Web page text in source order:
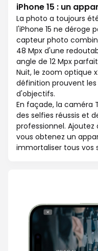
iPhone 15 : un
La photo a toujours
l'iPhone 15 ne déroge
capteur photo
48 Mpx d'une
angle de 12 Mpx
Nuit, le zoom optique
définition prouvent
d'objectifs.
En façade, la caméra
des selfies réussis et
professionnel.
vous obtenez un
immortaliser tous vos